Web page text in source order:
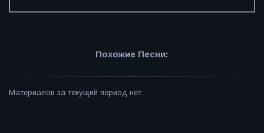
Похожие Песни:
Материалов за текущий период нет.